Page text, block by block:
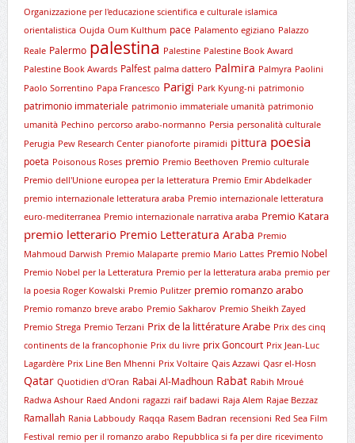
Organizzazione per l'educazione scientifica e culturale islamica
orientalistica Oujda Oum Kulthum pace Palamento egiziano Palazzo
Reale Palermo palestina Palestine Palestine Book Award
Palestine Book Awards Palfest palma dattero Palmira Palmyra Paolini
Paolo Sorrentino Papa Francesco Parigi Park Kyung-ni patrimonio
patrimonio immateriale patrimonio immateriale umanità patrimonio
umanità Pechino percorso arabo-normanno Persia personalità culturale
Perugia Pew Research Center pianoforte piramidi pittura poesia
poeta Poisonous Roses premio Premio Beethoven Premio culturale
Premio dell'Unione europea per la letteratura Premio Emir Abdelkader
premio internazionale letteratura araba Premio internazionale letteratura
euro-mediterranea Premio internazionale narrativa araba Premio Katara
premio letterario Premio Letteratura Araba Premio
Mahmoud Darwish Premio Malaparte premio Mario Lattes Premio Nobel
Premio Nobel per la Letteratura Premio per la letteratura araba premio per
la poesia Roger Kowalski Premio Pulitzer premio romanzo arabo
Premio romanzo breve arabo Premio Sakharov Premio Sheikh Zayed
Premio Strega Premio Terzani Prix de la littérature Arabe Prix des cinq
continents de la francophonie Prix du livre prix Goncourt Prix Jean-Luc
Lagardère Prix Line Ben Mhenni Prix Voltaire Qais Azzawi Qasr el-Hosn
Qatar Quotidien d'Oran Rabai Al-Madhoun Rabat Rabih Mroué
Radwa Ashour Raed Andoni ragazzi raif badawi Raja Alem Rajae Bezzaz
Ramallah Rania Labboudy Raqqa Rasem Badran recensioni Red Sea Film
Festival remio per il romanzo arabo Repubblica si fa per dire ricevimento